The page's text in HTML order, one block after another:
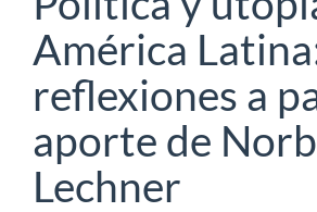
América
reflexiones a
aporte de
Lechner